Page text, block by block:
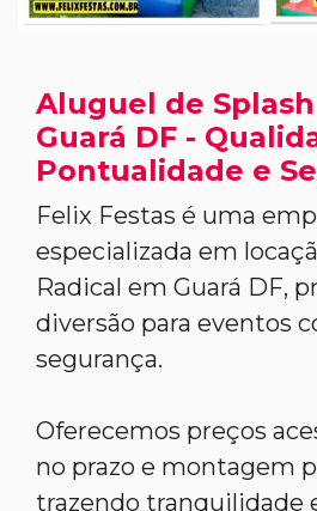
Aluguel de
Guará DF -
Pontualidade e
Felix Festas é uma
especializada em
Radical em Guará DF,
diversão para eventos
segurança.
Oferecemos preços
no prazo e montagem
trazendo tranquilidade